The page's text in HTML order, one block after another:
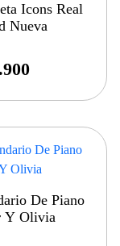
Icons Real
Nueva
De Piano
Y Olivia